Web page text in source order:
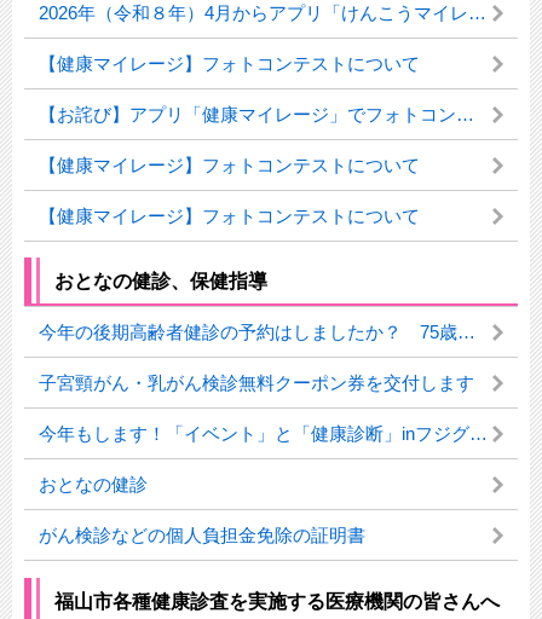
2026年（令和８年）4月からアプリ「けんこうマイレージ」にバージョンアップします
【健康マイレージ】フォトコンテストについて
【お詫び】アプリ「健康マイレージ」でフォトコンテストを開催します！
【健康マイレージ】フォトコンテストについて
【健康マイレージ】フォトコンテストについて
おとなの健診、保健指導
今年の後期高齢者健診の予約はしましたか？ 75歳からの健康チェック
子宮頸がん・乳がん検診無料クーポン券を交付します
今年もします！「イベント」と「健康診断」inフジグラン神辺
おとなの健診
がん検診などの個人負担金免除の証明書
福山市各種健康診査を実施する医療機関の皆さんへ